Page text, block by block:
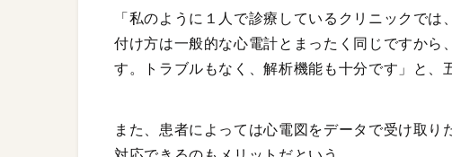
「私のように１人で診療しているクリニックで
付け方は一般的な心電計とまったく同じですから
す。トラブルもなく、解析機能も十分です」と、
また、患者によっては心電図をデータで受け取